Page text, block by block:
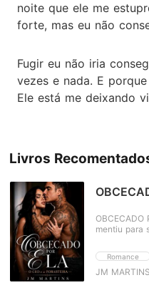
noite que ele me
forte, mas eu não
Fugir eu não iria
vezes e nada. E
Ele está me deixando
Livros
Romance
JM MARTINS
OBCECADO
mentiu para
Vargas não
nome falso,
passado